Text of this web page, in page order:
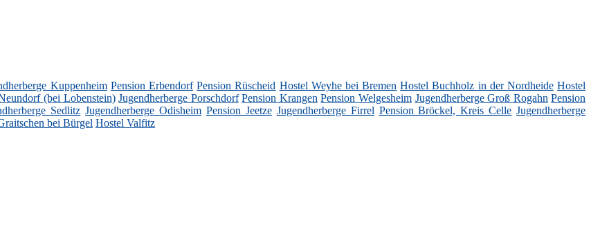
Kuppenheim Pension Erbendorf Pension Rüscheid Hostel Weyhe bei Bremen Hostel Buchholz in der Nordheide Hostel
(bei Lobenstein) Jugendherberge Porschdorf Pension Krangen Pension Welgesheim Jugendherberge Groß Rogahn Pension
Sedlitz Jugendherberge Odisheim Pension Jeetze Jugendherberge Firrel Pension Bröckel, Kreis Celle Jugendherberge
bei Bürgel Hostel Valfitz